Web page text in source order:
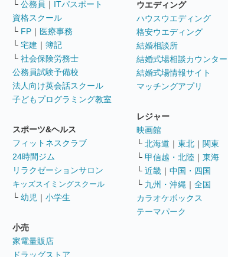
└ 公務員 ｜ ITパスポート
資格スクール
└ FP ｜ 医療事務
└ 宅建 ｜ 簿記
└ 社会保険労務士
公務員試験予備校
法人向け英会話スクール
子どもプログラミング教室
スポーツ&ヘルス
フィットネスクラブ
24時間ジム
リラクゼーションサロン
キッズスイミングスクール
└ 幼児 ｜ 小学生
小売
家電量販店
ドラッグストア
ウエディング
ハウスウエディング
格安ウエディング
結婚相談所
結婚式場相談カウンター
結婚式場情報サイト
マッチングアプリ
レジャー
映画館
└ 北海道 ｜ 東北 ｜ 関東
└ 甲信越・北陸 ｜ 東海
└ 近畿 ｜ 中国・四国
└ 九州・沖縄 ｜ 全国
カラオケボックス
テーマパーク